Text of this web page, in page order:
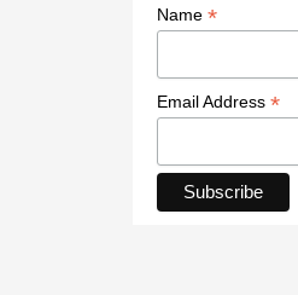
Name *
Email Address *